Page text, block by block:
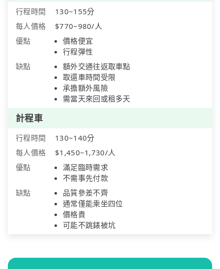
行程時間
130~155分
每人價格
$770~980/人
優點
價格便宜
行程彈性
缺點
額外交通往返取車點
取還車時間受限
承擔額外風險
需當天來回或租多天
計程車
行程時間
130~140分
每人價格
$1,450~1,730/人
優點
滿足臨時需求
不需事先付款
缺點
品質參差不齊
通常僅能乘坐四位
價格貴
可能不跳錶被坑